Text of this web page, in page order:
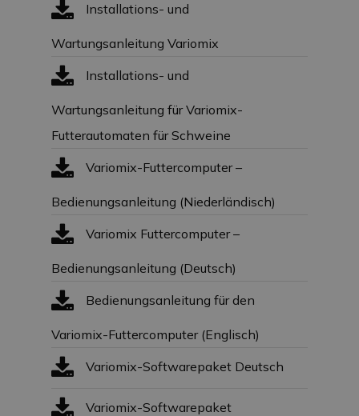
Installations- und
Wartungsanleitung Variomix
Installations- und
Wartungsanleitung für Variomix-
Futterautomaten für Schweine
Variomix-Futtercomputer –
Bedienungsanleitung (Niederländisch)
Variomix Futtercomputer –
Bedienungsanleitung (Deutsch)
Bedienungsanleitung für den
Variomix-Futtercomputer (Englisch)
Variomix-Softwarepaket Deutsch
Variomix-Softwarepaket